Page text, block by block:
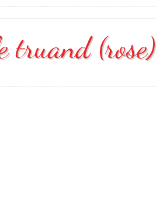
truand (rose)